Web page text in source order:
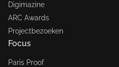
Digimazine
ARC Awards
Projectbezoeken
Focus
Paris Proof